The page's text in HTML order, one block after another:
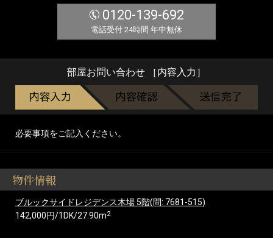
0120-139-692
電話受付 24時間 年中無休
部屋お問い合わせ ［内容入力］
必要事項をご記入ください。
物件情報
ブルックサイドレジデンス木場 5階(問: 7681-515)
142,000円/1DK/27.90m2